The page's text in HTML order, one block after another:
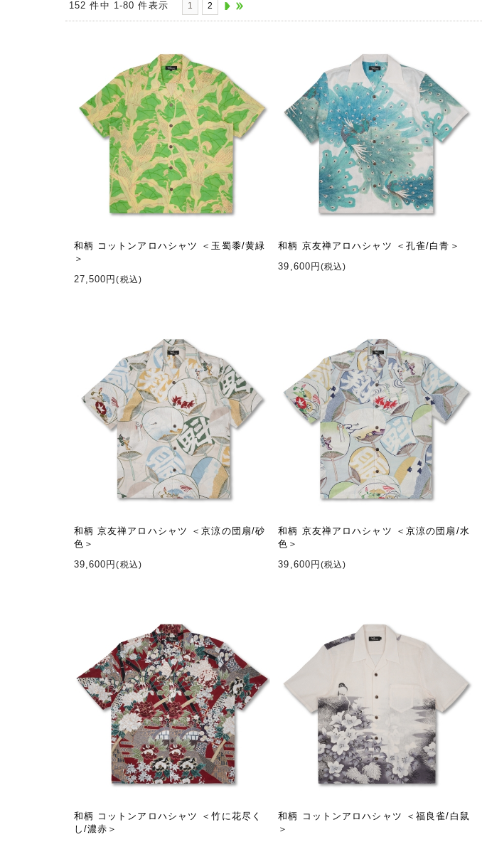
152 件中 1-80 件表示 1 2
和柄 コットンアロハシャツ ＜玉蜀黍/黄緑
＞
27,500円(税込)
和柄 京友禅アロハシャツ ＜孔雀/白青＞
39,600円(税込)
和柄 京友禅アロハシャツ ＜京涼の団扇/砂
色＞
39,600円(税込)
和柄 京友禅アロハシャツ ＜京涼の団扇/水
色＞
39,600円(税込)
和柄 コットンアロハシャツ ＜竹に花尽く
し/濃赤＞
和柄 コットンアロハシャツ ＜福良雀/白鼠
＞